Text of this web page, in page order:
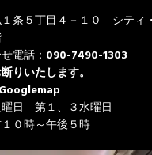
条５丁目４－１０ シティ
電話： 090-7490-1303
りいたします。
日 第１、３水曜日
０時～午後５時